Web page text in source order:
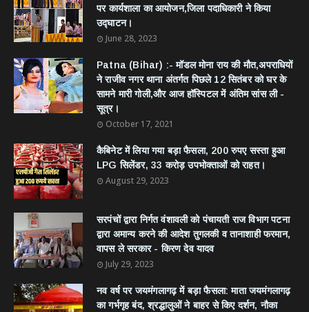
पर कार्यशाला का आयोजन,जिला पदाधिकारी ने किया
उद्घाटन।
June 28, 2023
Patna (Bihar) :- मॉडल मोना राय की मौत,अपराधियों
ने राजीव नगर थाना अंतर्गत पिछले 12 सितंबर को घर के
सामने मारी गोली,और आज हॉस्पिटल में अंतिम सांस ली -
सूत्र।
October 17, 2021
कैबिनेट में लिया गया बड़ा फैसला, 200 रुपए सस्ता हुआ
LPG सिलेंडर, 33 करोड़ उपभोक्ताओं को राहत।
August 29, 2023
सरपंचों द्वारा निर्गत वंशावली को पंचायती राज विभाग पटना
द्वारा अमान्य करने की आदेश तुगलकी व तानाशाही फरमान,
वापस ले सरकार - किरण देव यादव
July 29, 2023
नव वर्ष पर जयमंगलागढ़ में बड़ा फैसला: माता जयमंगलागढ़
का गर्भगृह बंद, श्रद्धालुओं ने बाहर से किए दर्शन, नौका